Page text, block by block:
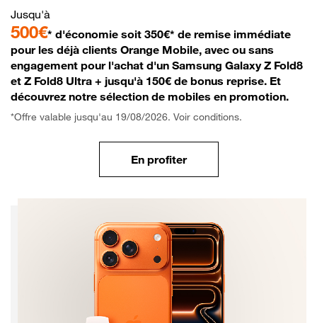
Jusqu'à
500€* d'économie soit 350€* de remise immédiate
pour les déjà clients Orange Mobile, avec ou sans
engagement pour l'achat d'un Samsung Galaxy Z Fold8
et Z Fold8 Ultra + jusqu'à 150€ de bonus reprise. Et
découvrez notre sélection de mobiles en promotion.
*Offre valable jusqu'au 19/08/2026. Voir conditions.
En profiter